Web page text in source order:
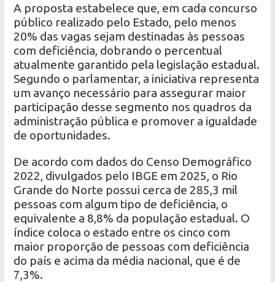
A proposta estabelece que, em cada concurso
público realizado pelo Estado, pelo menos
20% das vagas sejam destinadas às pessoas
com deficiência, dobrando o percentual
atualmente garantido pela legislação estadual.
Segundo o parlamentar, a iniciativa representa
um avanço necessário para assegurar maior
participação desse segmento nos quadros da
administração pública e promover a igualdade
de oportunidades.
De acordo com dados do Censo Demográfico
2022, divulgados pelo IBGE em 2025, o Rio
Grande do Norte possui cerca de 285,3 mil
pessoas com algum tipo de deficiência, o
equivalente a 8,8% da população estadual. O
índice coloca o estado entre os cinco com
maior proporção de pessoas com deficiência
do país e acima da média nacional, que é de
7,3%.